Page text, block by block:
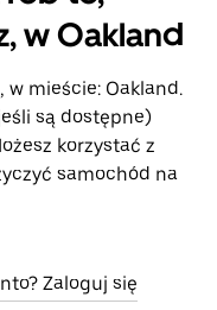
w Oakland
w mieście: Oakland.
są dostępne)
korzystać z
samochód na
Zaloguj się